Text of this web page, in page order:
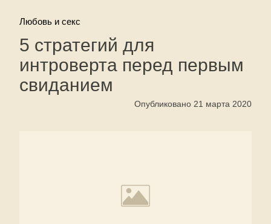
Любовь и секс
5 стратегий для
интроверта перед первым
свиданием
Опубликовано 21 марта 2020